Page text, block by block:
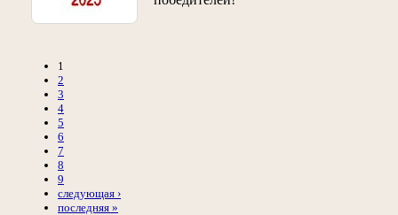
1
2
3
4
5
6
7
8
9
следующая ›
последняя »